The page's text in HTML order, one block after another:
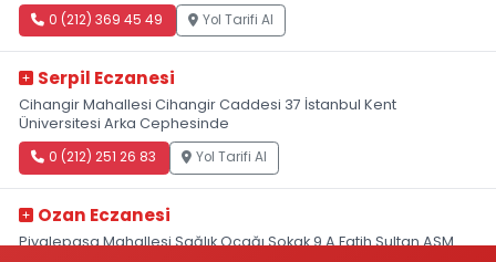
0 (212) 369 45 49 Yol Tarifi Al
Serpil Eczanesi
Cihangir Mahallesi Cihangir Caddesi 37 İstanbul Kent
Üniversitesi Arka Cephesinde
0 (212) 251 26 83 Yol Tarifi Al
Ozan Eczanesi
Piyalepaşa Mahallesi Sağlık Ocağı Sokak 9 A Fatih Sultan ASM